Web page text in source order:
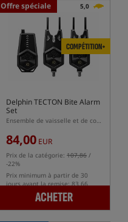
Offre spéciale 5,0
COMPÉTITION+
Delphin TECTON Bite Alarm
Set
Ensemble de vaisselle et de couverts
84,00 EUR
Prix de la catégorie: 107,86 /
-22%
Prix minimum à partir de 30
jours avant la remise: 83.66
ACHETER